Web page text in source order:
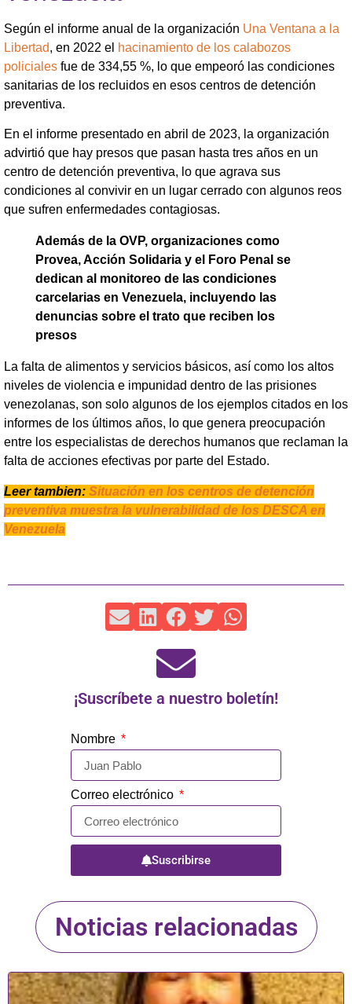
Según el informe anual de la organización Una Ventana a la
Libertad, en 2022 el hacinamiento de los calabozos
policiales fue de 334,55 %, lo que empeoró las condiciones
sanitarias de los recluidos en esos centros de detención
preventiva.
En el informe presentado en abril de 2023, la organización
advirtió que hay presos que pasan hasta tres años en un
centro de detención preventiva, lo que agrava sus
condiciones al convivir en un lugar cerrado con algunos reos
que sufren enfermedades contagiosas.
Además de la OVP, organizaciones como
Provea, Acción Solidaria y el Foro Penal se
dedican al monitoreo de las condiciones
carcelarias en Venezuela, incluyendo las
denuncias sobre el trato que reciben los
presos
La falta de alimentos y servicios básicos, así como los altos
niveles de violencia e impunidad dentro de las prisiones
venezolanas, son solo algunos de los ejemplos citados en los
informes de los últimos años, lo que genera preocupación
entre los especialistas de derechos humanos que reclaman la
falta de acciones efectivas por parte del Estado.
Leer tambien: Situación en los centros de detención
preventiva muestra la vulnerabilidad de los DESCA en
Venezuela
¡Suscríbete a nuestro boletín!
Nombre
Correo electrónico
Suscribirse
Noticias relacionadas